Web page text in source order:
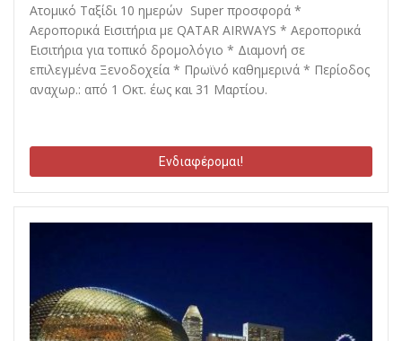
Ατομικό Ταξίδι 10 ημερών Super προσφορά *
Αεροπορικά Εισιτήρια με QATAR AIRWAYS * Αεροπορικά
Εισιτήρια για τοπικό δρομολόγιο * Διαμονή σε
επιλεγμένα Ξενοδοχεία * Πρωϊνό καθημερινά * Περίοδος
αναχωρ.: από 1 Οκτ. έως και 31 Μαρτίου.
Ενδιαφέρομαι!